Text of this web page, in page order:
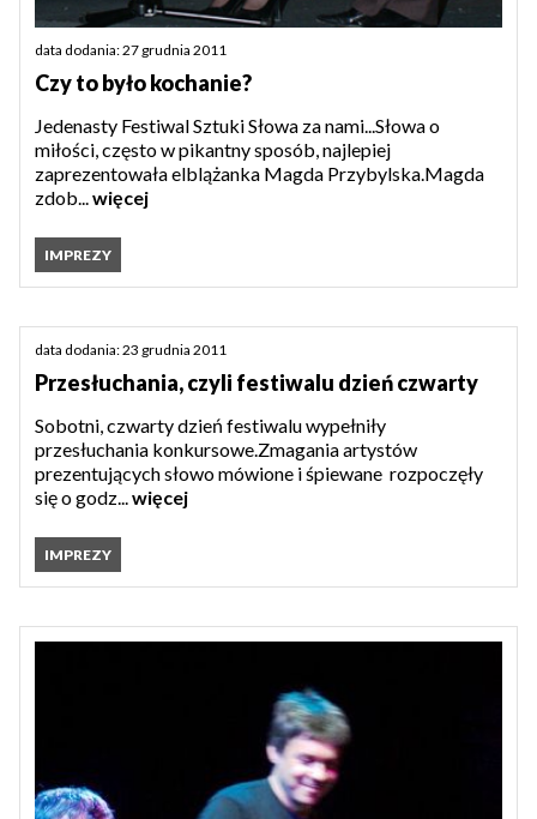
data dodania: 27 grudnia 2011
Czy to było kochanie?
Jedenasty Festiwal Sztuki Słowa za nami...Słowa o
miłości, często w pikantny sposób, najlepiej
zaprezentowała elblążanka Magda Przybylska.Magda
zdob...więcej
IMPREZY
data dodania: 23 grudnia 2011
Przesłuchania, czyli festiwalu dzień czwarty
Sobotni, czwarty dzień festiwalu wypełniły
przesłuchania konkursowe.Zmagania artystów
prezentujących słowo mówione i śpiewane rozpoczęły
się o godz...więcej
IMPREZY